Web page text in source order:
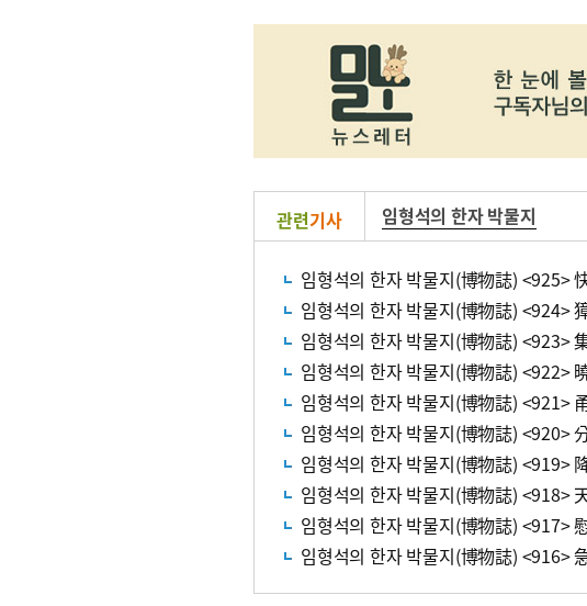
관련기사 임형석의 한자 박물지
임형석의 한자 박물지(博物誌) <925>
임형석의 한자 박물지(博物誌) <924>
임형석의 한자 박물지(博物誌) <923>
임형석의 한자 박물지(博物誌) <922>
임형석의 한자 박물지(博物誌) <921>
임형석의 한자 박물지(博物誌) <920>
임형석의 한자 박물지(博物誌) <919>
임형석의 한자 박물지(博物誌) <918>
임형석의 한자 박물지(博物誌) <917>
임형석의 한자 박물지(博物誌) <916>